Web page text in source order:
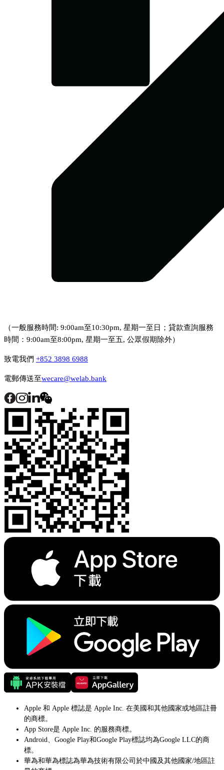
（一般服務時間: 9:00am至10:30pm, 星期一至日；貸款查詢服務
時間：9:00am至8:00pm, 星期一至五, 公眾假期除外）
致電我們 +852 3898 6988
電郵傳送至wecare@welab.bank
Apple 和 Apple 標誌是 Apple Inc. 在美國和其他國家或地區註冊
的商標。
App Store是 Apple Inc. 的服務商標。
Android、Google Play和Google Play標誌均為Google LLC的商
標。
華為和華為標誌為華為技術有限公司於中國及其他國家/地區註